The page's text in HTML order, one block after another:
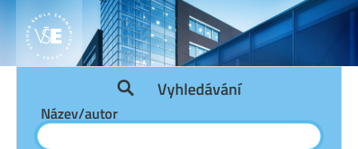
Vyhledávání
Název/autor